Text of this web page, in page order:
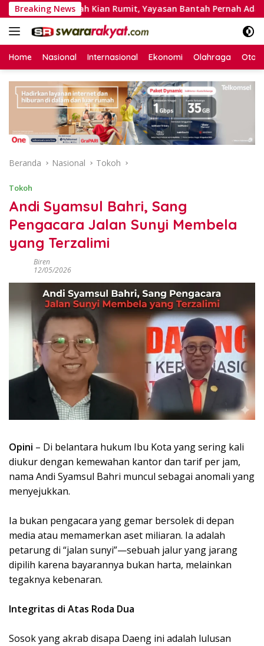
Langsung
ke
konten
Breaking News
Kian Rumit, Yayasan Bantah Pernah Ada Ekskul
Home Nasional Internasional Ekonomi Olahraga
Beranda Nasional Tokoh
Tokoh
Andi Syamsul Bahri, Sang
Pengacara Jalan Sunyi Membela
yang Terzalimi
Biren
12/05/2026
Opini – Di belantara hukum Ibu Kota yang sering kali
diukur dengan kemewahan kantor dan tarif per jam,
nama Andi Syamsul Bahri muncul sebagai anomali yang
menyejukkan.
Ia bukan pengacara yang gemar bersolek di depan
media atau memamerkan aset miliaran. Ia adalah
petarung di “jalan sunyi”—sebuah jalur yang jarang
dipilih karena bayarannya bukan harta, melainkan
tegaknya kebenaran.
Integritas di Atas Roda Dua
Sosok yang akrab disapa Daeng ini adalah lulusan